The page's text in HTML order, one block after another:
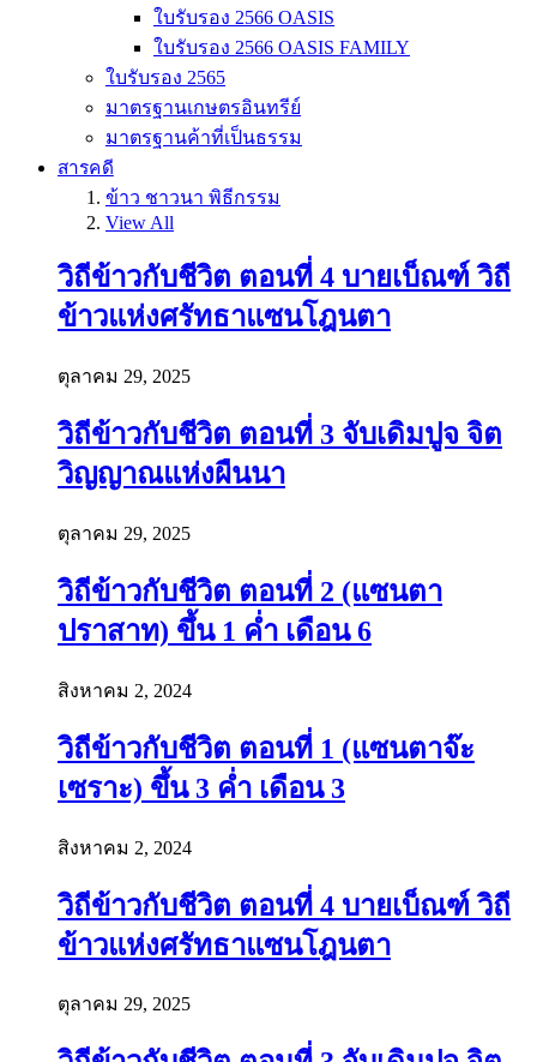
ใบรับรอง 2566 OASIS
ใบรับรอง 2566 OASIS FAMILY
ใบรับรอง 2565
มาตรฐานเกษตรอินทรีย์
มาตรฐานค้าที่เป็นธรรม
สารคดี
ข้าว ชาวนา พิธีกรรม
View All
วิถีข้าวกับชีวิต ตอนที่ 4 บายเบ็ณฑ์ วิถี
ข้าวแห่งศรัทธาแซนโฎนตา
ตุลาคม 29, 2025
วิถีข้าวกับชีวิต ตอนที่ 3 จับเดิมปูจ จิต
วิญญาณแห่งผืนนา
ตุลาคม 29, 2025
วิถีข้าวกับชีวิต ตอนที่ 2 (แซนตา
ปราสาท) ขึ้น 1 ค่ำ เดือน 6
สิงหาคม 2, 2024
วิถีข้าวกับชีวิต ตอนที่ 1 (แซนตาจ๊ะ
เซราะ) ขึ้น 3 ค่ำ เดือน 3
สิงหาคม 2, 2024
วิถีข้าวกับชีวิต ตอนที่ 4 บายเบ็ณฑ์ วิถี
ข้าวแห่งศรัทธาแซนโฎนตา
ตุลาคม 29, 2025